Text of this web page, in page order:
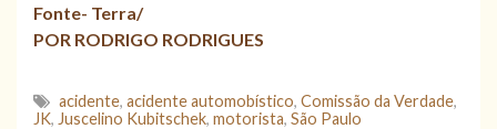
Fonte- Terra/
POR RODRIGO RODRIGUES
acidente, acidente automobístico, Comissão da Verdade,
JK, Juscelino Kubitschek, motorista, São Paulo